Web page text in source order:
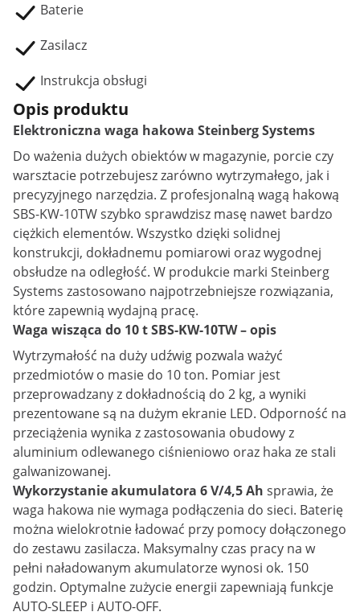
Baterie
Zasilacz
Instrukcja obsługi
Opis produktu
Elektroniczna waga hakowa Steinberg Systems
Do ważenia dużych obiektów w magazynie, porcie czy
warsztacie potrzebujesz zarówno wytrzymałego, jak i
precyzyjnego narzędzia. Z profesjonalną wagą hakową
SBS-KW-10TW szybko sprawdzisz masę nawet bardzo
ciężkich elementów. Wszystko dzięki solidnej
konstrukcji, dokładnemu pomiarowi oraz wygodnej
obsłudze na odległość. W produkcie marki Steinberg
Systems zastosowano najpotrzebniejsze rozwiązania,
które zapewnią wydajną pracę.
Waga wisząca do 10 t SBS-KW-10TW – opis
Wytrzymałość na duży udźwig pozwala ważyć
przedmiotów o masie do 10 ton. Pomiar jest
przeprowadzany z dokładnością do 2 kg, a wyniki
prezentowane są na dużym ekranie LED. Odporność na
przeciążenia wynika z zastosowania obudowy z
aluminium odlewanego ciśnieniowo oraz haka ze stali
galwanizowanej.
Wykorzystanie akumulatora 6 V/4,5 Ah sprawia, że
waga hakowa nie wymaga podłączenia do sieci. Baterię
można wielokrotnie ładować przy pomocy dołączonego
do zestawu zasilacza. Maksymalny czas pracy na w
pełni naładowanym akumulatorze wynosi ok. 150
godzin. Optymalne zużycie energii zapewniają funkcje
AUTO-SLEEP i AUTO-OFF.